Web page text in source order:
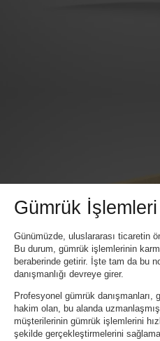
Gümrük İşlemleri
Günümüzde, uluslararası ticaretin
Bu durum, gümrük işlemlerinin
beraberinde getirir. İşte tam da bu
danışmanlığı devreye girer.
Profesyonel gümrük danışmanları,
hakim olan, bu alanda
müşterilerinin gümrük işlemlerini
şekilde gerçekleştirmelerini